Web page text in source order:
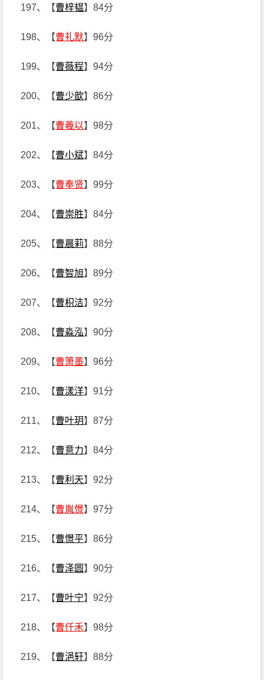
197、【曹梓韫】84分
198、【曹礼默】96分
199、【曹薇程】94分
200、【曹少歆】86分
201、【曹羲以】98分
202、【曹小斌】84分
203、【曹奉贤】99分
204、【曹崇胜】84分
205、【曹晨莉】88分
206、【曹智旭】89分
207、【曹枳洁】92分
208、【曹淼泓】90分
209、【曹箫墨】96分
210、【曹漾洋】91分
211、【曹叶玥】87分
212、【曹意力】84分
213、【曹利天】92分
214、【曹胤憬】97分
215、【曹憬平】86分
216、【曹泽圆 】90分
217、【曹叶宁】92分
218、【曹仟禾】98分
219、【曹浥轩】88分